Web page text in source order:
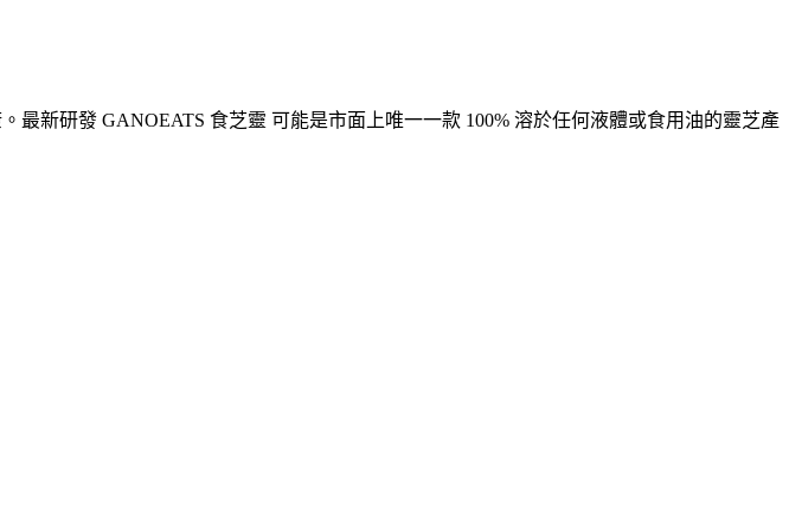
新研發 GANOEATS 食芝靈 可能是市面上唯一一款 100% 溶於任何液體或食用油的靈芝產